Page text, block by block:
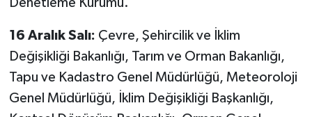
Denetleme Kurumu.
16 Aralık Salı: Çevre, Şehircilik ve İklim
Değişikliği Bakanlığı, Tarım ve Orman Bakanlığı,
Tapu ve Kadastro Genel Müdürlüğü, Meteoroloji
Genel Müdürlüğü, İklim Değişikliği Başkanlığı,